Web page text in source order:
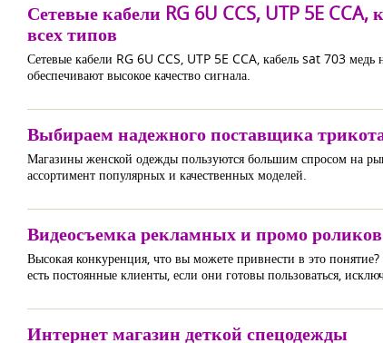
Сетевые кабели RG 6U CCS, UTP 5E
всех типов
Сетевые кабели RG 6U CCS, UTP 5E CCA, кабель sat 703
обеспечивают высокое качество сигнала.
Выбираем надежного поставщика
Магазины женской одежды пользуются большим спросом на
ассортимент популярных и качественных моделей.
Видеосъемка рекламных и промо роликов
Высокая конкуренция, что вы можете привнести в это
есть постоянные клиенты, если они готовы пользоваться,
Интернет магазин деткой спецодежды